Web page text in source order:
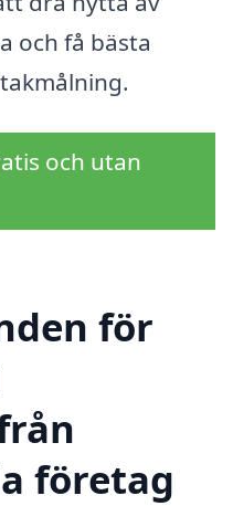
och få bästa
och utan
för
företag